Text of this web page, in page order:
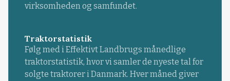
virksomheden og samfundet.
Traktorstatistik
Følg med i Effektivt Landbrugs månedlige
traktorstatistik, hvor vi samler de nyeste tal for
solgte traktorer i Danmark. Hver måned giver